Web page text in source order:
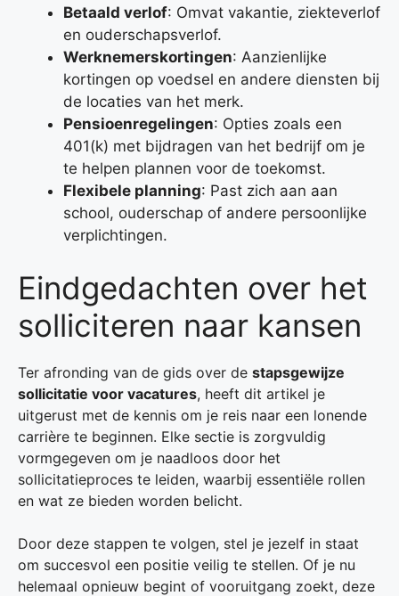
Betaald verlof: Omvat vakantie, ziekteverlof
en ouderschapsverlof.
Werknemerskortingen: Aanzienlijke
kortingen op voedsel en andere diensten bij
de locaties van het merk.
Pensioenregelingen: Opties zoals een
401(k) met bijdragen van het bedrijf om je
te helpen plannen voor de toekomst.
Flexibele planning: Past zich aan aan
school, ouderschap of andere persoonlijke
verplichtingen.
Eindgedachten over het
solliciteren naar kansen
Ter afronding van de gids over de stapsgewijze
sollicitatie voor vacatures, heeft dit artikel je
uitgerust met de kennis om je reis naar een lonende
carrière te beginnen. Elke sectie is zorgvuldig
vormgegeven om je naadloos door het
sollicitatieproces te leiden, waarbij essentiële rollen
en wat ze bieden worden belicht.
Door deze stappen te volgen, stel je jezelf in staat
om succesvol een positie veilig te stellen. Of je nu
helemaal opnieuw begint of vooruitgang zoekt, deze